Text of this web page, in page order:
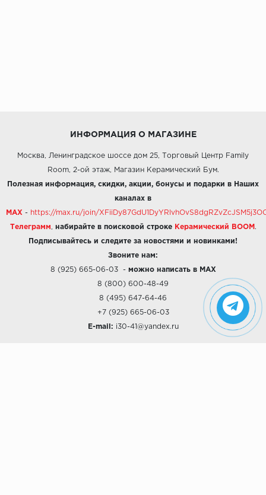
ИНФОРМАЦИЯ О МАГАЗИНЕ
Москва, Ленинградское шоссе дом 25, Торговый Центр Family
Room, 2-ой этаж, Магазин Керамический Бум.
Полезная информация, скидки, акции, бонусы и подарки в Наших
каналах в
MAX - https://max.ru/join/
Телеграмм набирайте в поисковой строке Керамический BOOM .
Подписывайтесь и следите за новостями и новинками!
Звоните нам:
8 (925) 665-06-03- можно написать в MAX
8 (800) 600-48-49
8 (495) 647-64-46
+7 (925) 665-06-03
E-mail: i30-41@yandex.ru